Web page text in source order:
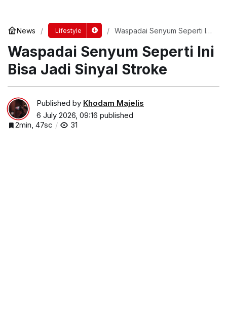
News Lifestyle
Waspadai Senyum Seperti Ini
Waspadai Senyum Seperti Ini
Bisa Jadi Sinyal Stroke
Published by Khodam Majelis
6 July 2026, 09:16 published
2min, 47sc
31